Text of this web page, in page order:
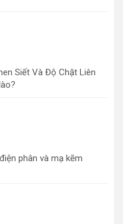
Siết Và Độ Chặt Liên
phân và mạ kẽm